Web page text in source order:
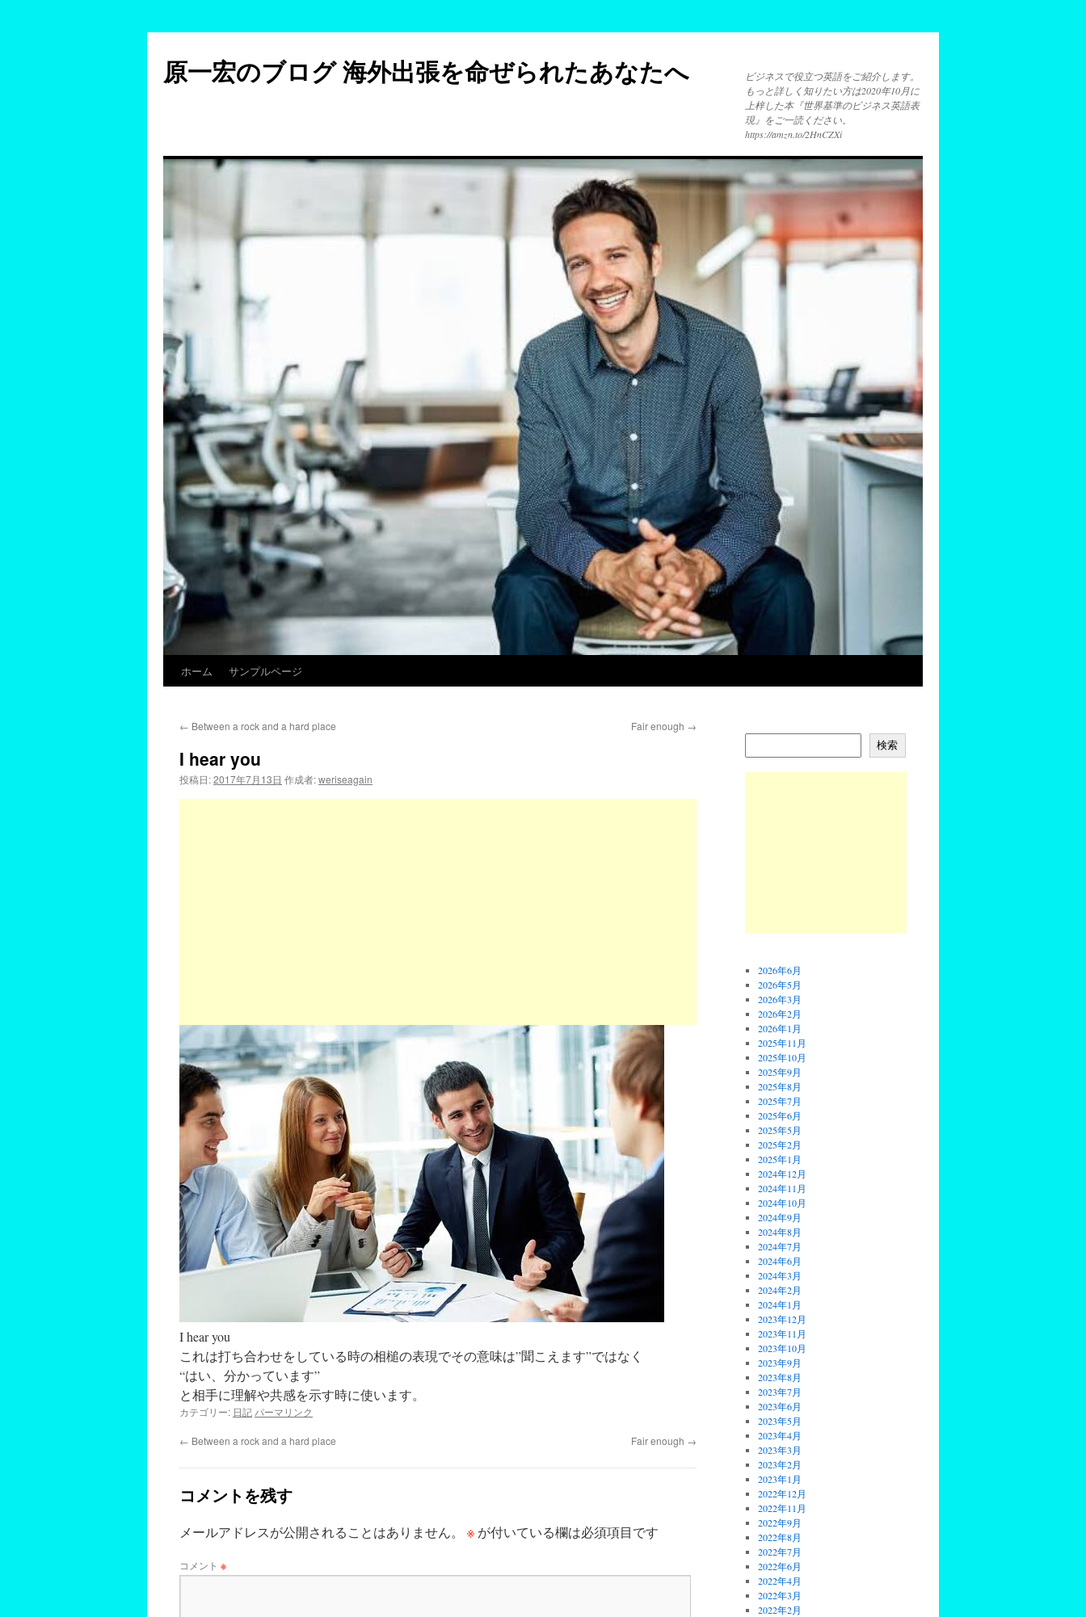
テ
ン
ッ
原一宏のブログ 海外出張を命ぜられたあなたへ
ビジネスで役立つ英語をご紹介します。
もっと詳しく知りたい方は2020年10月に
上梓した本『世界基準のビジネス英語表
現』をご一読ください。
https://amzn.to/2HnCZXi
ホーム サンプルページ
← Between a rock and a hard place Fair enough →
I hear you
投稿日:2017年7月13日 作成者:weriseagain
I hear you
これは打ち合わせをしている時の相槌の表現でその意味は”聞こえます”ではなく
“はい、分かっています”
と相手に理解や共感を示す時に使います。
カテゴリー: 日記 パーマリンク
← Between a rock and a hard place Fair enough →
コメントを残す
メールアドレスが公開されることはありません。 ※ が付いている欄は必須項目です
コメント ※
検索
2026年6月
2026年5月
2026年3月
2026年2月
2026年1月
2025年11月
2025年10月
2025年9月
2025年8月
2025年7月
2025年6月
2025年5月
2025年2月
2025年1月
2024年12月
2024年11月
2024年10月
2024年9月
2024年8月
2024年7月
2024年6月
2024年3月
2024年2月
2024年1月
2023年12月
2023年11月
2023年10月
2023年9月
2023年8月
2023年7月
2023年6月
2023年5月
2023年4月
2023年3月
2023年2月
2023年1月
2022年12月
2022年11月
2022年9月
2022年8月
2022年7月
2022年6月
2022年4月
2022年3月
2022年2月